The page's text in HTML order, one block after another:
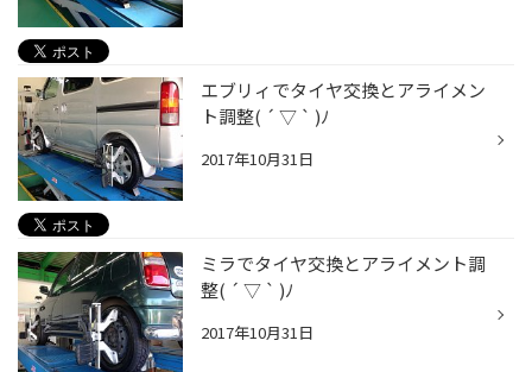
エブリィでタイヤ交換とアライメン
ト調整( ´ ▽ ` )ﾉ
2017年10月31日
ミラでタイヤ交換とアライメント調
整( ´ ▽ ` )ﾉ
2017年10月31日